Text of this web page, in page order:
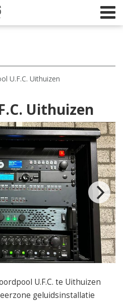
IT
91 662
Route
U.F.C. Uithuizen
Uithuizen
U.F.C. te Uithuizen
geluidsinstallatie